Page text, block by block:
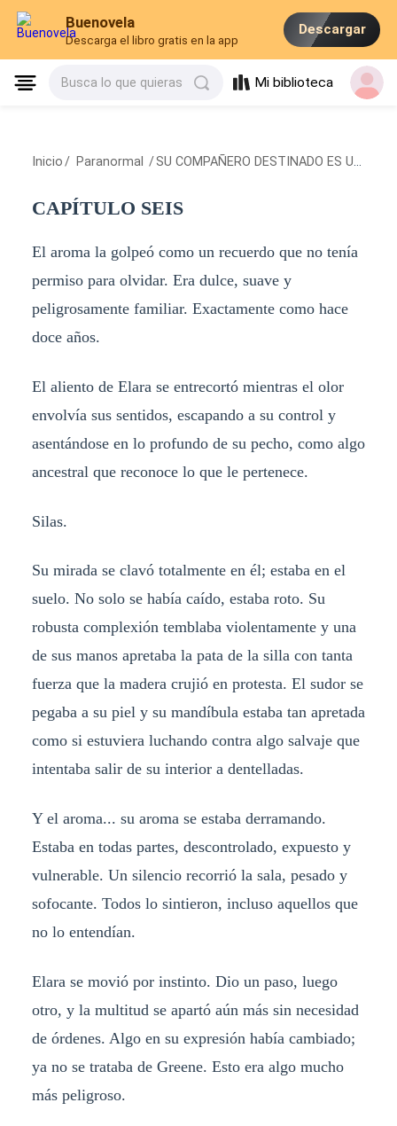
Buenovela
Descarga el libro gratis en la app
Descargar
Busca lo que quieras Mi biblioteca
Inicio / Paranormal /SU COMPAÑERO DESTINADO ES UN OMEGA
CAPÍTULO SEIS
El aroma la golpeó como un recuerdo que no tenía
permiso para olvidar. Era dulce, suave y
peligrosamente familiar. Exactamente como hace
doce años.
El aliento de Elara se entrecortó mientras el olor
envolvía sus sentidos, escapando a su control y
asentándose en lo profundo de su pecho, como algo
ancestral que reconoce lo que le pertenece.
Silas.
Su mirada se clavó totalmente en él; estaba en el
suelo. No solo se había caído, estaba roto. Su
robusta complexión temblaba violentamente y una
de sus manos apretaba la pata de la silla con tanta
fuerza que la madera crujió en protesta. El sudor se
pegaba a su piel y su mandíbula estaba tan apretada
como si estuviera luchando contra algo salvaje que
intentaba salir de su interior a dentelladas.
Y el aroma... su aroma se estaba derramando.
Estaba en todas partes, descontrolado, expuesto y
vulnerable. Un silencio recorrió la sala, pesado y
sofocante. Todos lo sintieron, incluso aquellos que
no lo entendían.
Elara se movió por instinto. Dio un paso, luego
otro, y la multitud se apartó aún más sin necesidad
de órdenes. Algo en su expresión había cambiado;
ya no se trataba de Greene. Esto era algo mucho
más peligroso.